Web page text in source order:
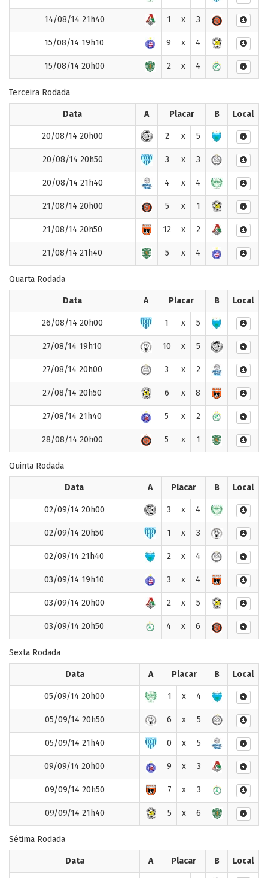
14/08/14 21h40 1 x 3
15/08/14 19h10 9 x 4
15/08/14 20h00 2 x 4
Terceira Rodada
Data A Placar B Local
20/08/14 20h00 2 x 5
20/08/14 20h50 3 x 3
20/08/14 21h40 4 x 4
21/08/14 20h00 5 x 1
21/08/14 20h50 12 x 2
21/08/14 21h40 5 x 4
Quarta Rodada
Data A Placar B Local
26/08/14 20h00 1 x 5
27/08/14 19h10 10 x 5
27/08/14 20h00 3 x 2
27/08/14 20h50 6 x 8
27/08/14 21h40 5 x 2
28/08/14 20h00 5 x 1
Quinta Rodada
Data A Placar B Local
02/09/14 20h00 3 x 4
02/09/14 20h50 1 x 3
02/09/14 21h40 2 x 4
03/09/14 19h10 3 x 4
03/09/14 20h00 2 x 5
03/09/14 20h50 4 x 6
Sexta Rodada
Data A Placar B Local
05/09/14 20h00 1 x 4
05/09/14 20h50 6 x 5
05/09/14 21h40 0 x 5
09/09/14 20h00 9 x 3
09/09/14 20h50 7 x 3
09/09/14 21h40 5 x 6
Sétima Rodada
Data A Placar B Local